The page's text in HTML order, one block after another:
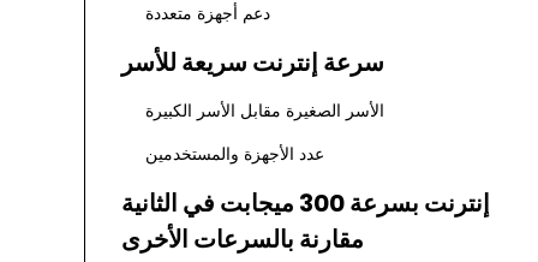
دعم أجهزة متعددة
سرعة إنترنت سريعة للأسر
الأسر الصغيرة مقابل الأسر الكبيرة
عدد الأجهزة والمستخدمين
إنترنت بسرعة 300 ميجابت في الثانية
مقارنة بالسرعات الأخرى